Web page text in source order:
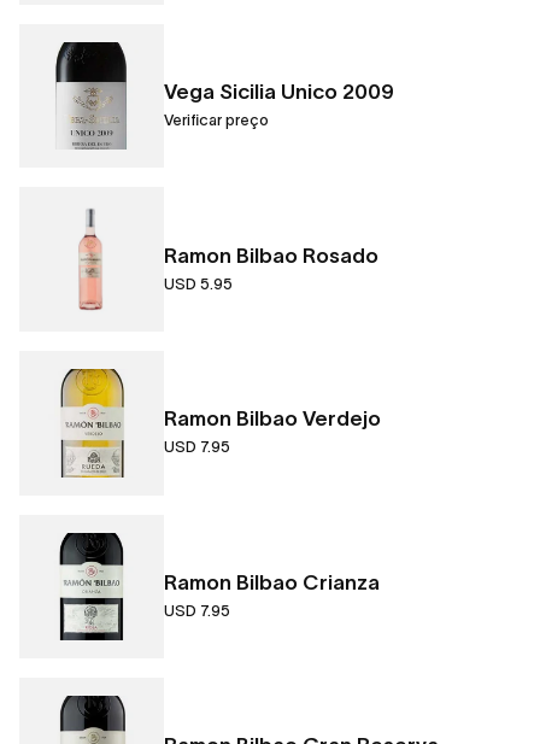
Vega Sicilia Unico 2009
Verificar preço
Ramon Bilbao Rosado
USD 5.95
Ramon Bilbao Verdejo
USD 7.95
Ramon Bilbao Crianza
USD 7.95